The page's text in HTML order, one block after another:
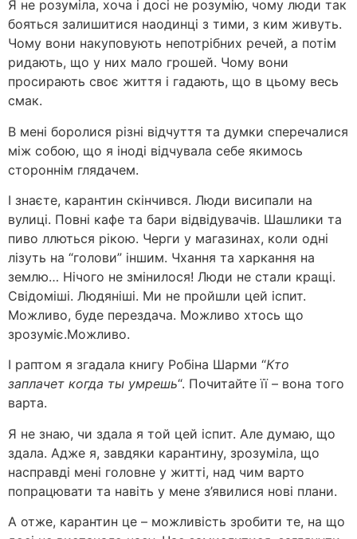
Я не розуміла, хоча і досі не розумію, чому люди так
бояться залишитися наодинці з тими, з ким живуть.
Чому вони накуповують непотрібних речей, а потім
ридають, що у них мало грошей. Чому вони
просирають своє життя і гадають, що в цьому весь
смак.
В мені боролися різні відчуття та думки сперечалися
між собою, що я іноді відчувала себе якимось
стороннім глядачем.
І знаєте, карантин скінчився. Люди висипали на
вулиці. Повні кафе та бари відвідувачів. Шашлики та
пиво ллються рікою. Черги у магазинах, коли одні
лізуть на “голови” іншим. Чхання та харкання на
землю… Нічого не змінилося! Люди не стали кращі.
Свідоміші. Людяніші. Ми не пройшли цей іспит.
Можливо, буде перездача. Можливо хтось що
зрозуміє.Можливо.
І раптом я згадала книгу Робіна Шарми “Кто
заплачет когда ты умрешь“. Почитайте її – вона того
варта.
Я не знаю, чи здала я той цей іспит. Але думаю, що
здала. Адже я, завдяки карантину, зрозуміла, що
насправді мені головне у житті, над чим варто
попрацювати та навіть у мене з’явилися нові плани.
А отже, карантин це – можливість зробити те, на що